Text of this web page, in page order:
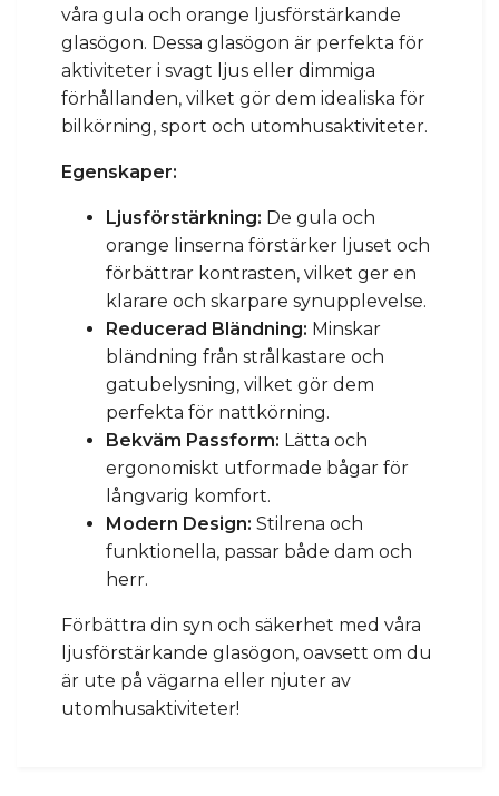
våra gula och orange ljusförstärkande
glasögon. Dessa glasögon är perfekta för
aktiviteter i svagt ljus eller dimmiga
förhållanden, vilket gör dem idealiska för
bilkörning, sport och utomhusaktiviteter.
Egenskaper:
Ljusförstärkning: De gula och
orange linserna förstärker ljuset och
förbättrar kontrasten, vilket ger en
klarare och skarpare synupplevelse.
Reducerad Bländning: Minskar
bländning från strålkastare och
gatubelysning, vilket gör dem
perfekta för nattkörning.
Bekväm Passform: Lätta och
ergonomiskt utformade bågar för
långvarig komfort.
Modern Design: Stilrena och
funktionella, passar både dam och
herr.
Förbättra din syn och säkerhet med våra
ljusförstärkande glasögon, oavsett om du
är ute på vägarna eller njuter av
utomhusaktiviteter!